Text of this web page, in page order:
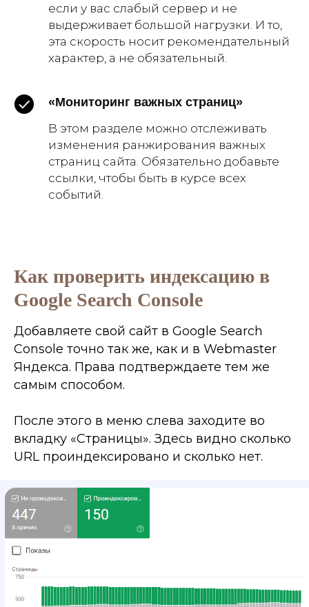
если у вас слабый сервер и не
выдерживает большой нагрузки. И то,
эта скорость носит рекомендательный
характер, а не обязательный.
«Мониторинг важных страниц»
В этом разделе можно отслеживать
изменения ранжирования важных
страниц сайта. Обязательно добавьте
ссылки, чтобы быть в курсе всех
событий.
Как проверить индексацию в
Google Search Console
Добавляете свой сайт в Google Search
Console точно так же, как и в Webmaster
Яндекса. Права подтверждаете тем же
самым способом.
После этого в меню слева заходите во
вкладку «Страницы». Здесь видно сколько
URL проиндексировано и сколько нет.